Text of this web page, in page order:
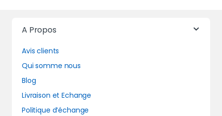
A Propos
Avis clients
Qui somme nous
Blog
Livraison et Echange
Politique d’échange